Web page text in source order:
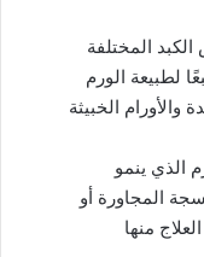
المختلفة
لطبيعة الورم
والأورام الخبيثة
الذي ينمو
المجاورة أو
منها